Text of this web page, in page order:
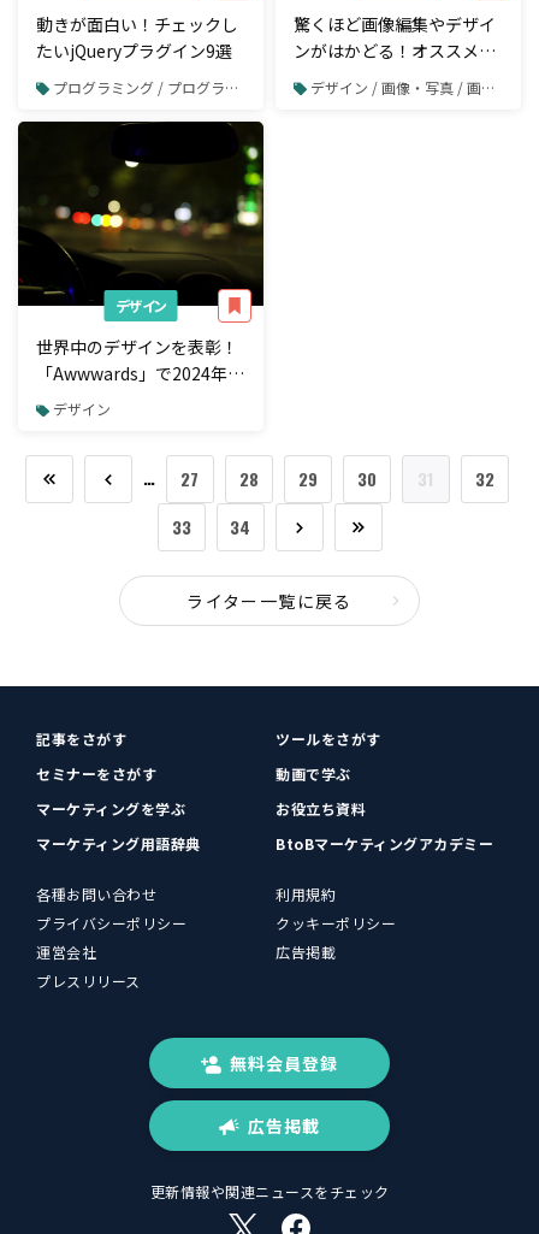
動きが面白い！チェックし
たいjQueryプラグイン9選
プログラミング / プログラミング言語
驚くほど画像編集やデザイ
ンがはかどる！オススメの
iPhone・iPadアプリ7選
デザイン / 画像・写真 / 画像や写真の加工・編集
デザイン
世界中のデザインを表彰！
「Awwwards」で2024年ノ
ミネートされたホームペー
デザイン
… 27 28 29 30 31
32
33
34
ライター一覧に戻る
記事をさがす
ツールをさがす
セミナーをさがす
動画で学ぶ
マーケティングを学ぶ
お役立ち資料
マーケティング用語辞典
BtoBマーケティングアカデミー
各種お問い合わせ
利用規約
プライバシーポリシー
クッキーポリシー
運営会社
広告掲載
プレスリリース
無料会員登録
広告掲載
更新情報や関連ニュースをチェック